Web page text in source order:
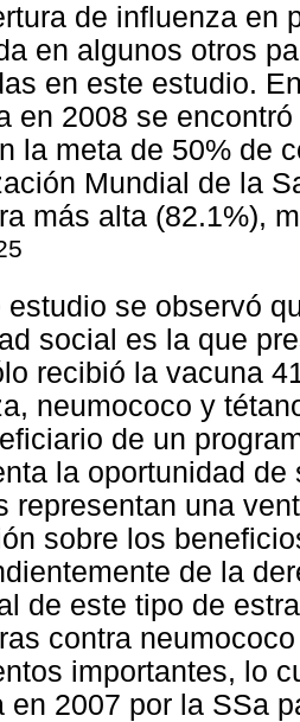
de influenza en
en algunos otros
en este estudio.
en 2008 se
la meta de 50% de
Mundial de la
más alta (82.1%),
estudio se observó
social es la que
recibió la vacuna
neumococo y
de un
la oportunidad
representan una
sobre los
de la
de este tipo de
contra
importantes, lo
en 2007 por la SSa